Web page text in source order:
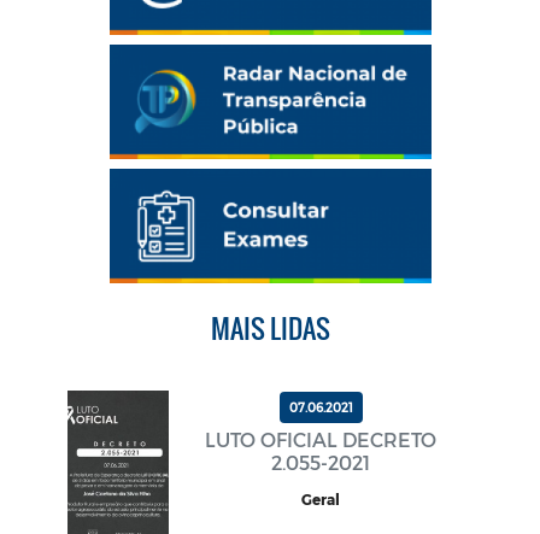
MAIS LIDAS
07.06.2021
LUTO OFICIAL DECRETO
2.055-2021
Geral